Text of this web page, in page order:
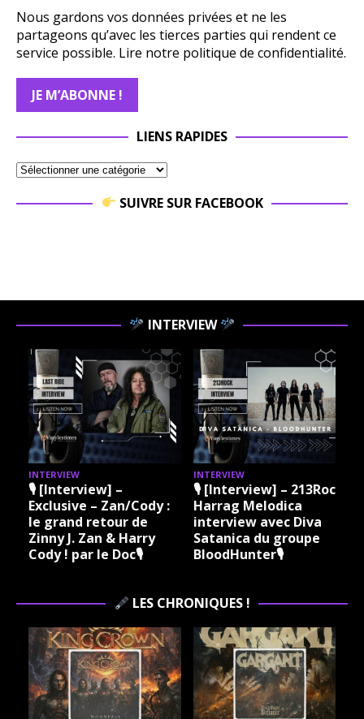
Nous gardons vos données privées et ne les
partageons qu’avec les tierces parties qui rendent ce
service possible. Lire notre politique de confidentialité.
LIENS RAPIDES
SUIVRE SUR FACEBOOK
INTERVIEW
INTERVIEW
🎙 [Interview] –
Exclusive – Zan/Cody :
le grand retour de
Zinny J. Zan & Harry
Cody ! par le Doc🎙
INTERVIEW
🎙 [Interview] – 213Rock
Harrag Melodica
interview avec Diva
Satanica du groupe
BloodHunter🎙
LES CHRONIQUES !